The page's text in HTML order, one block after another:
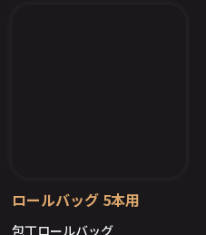
ロールバッグ 5本用
包丁ロールバッグ